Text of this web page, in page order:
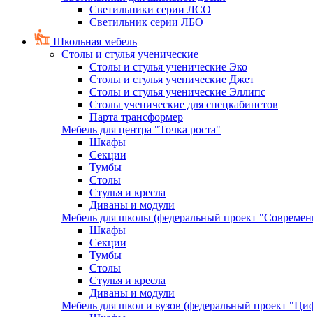
Светильники серии ЛСО
Светильник серии ЛБО
Школьная мебель
Столы и стулья ученические
Столы и стулья ученические Эко
Столы и стулья ученические Джет
Столы и стулья ученические Эллипс
Столы ученические для спецкабинетов
Парта трансформер
Мебель для центра "Точка роста"
Шкафы
Секции
Тумбы
Столы
Стулья и кресла
Диваны и модули
Мебель для школы (федеральный проект
Шкафы
Секции
Тумбы
Столы
Стулья и кресла
Диваны и модули
Мебель для школ и вузов (федеральный проект